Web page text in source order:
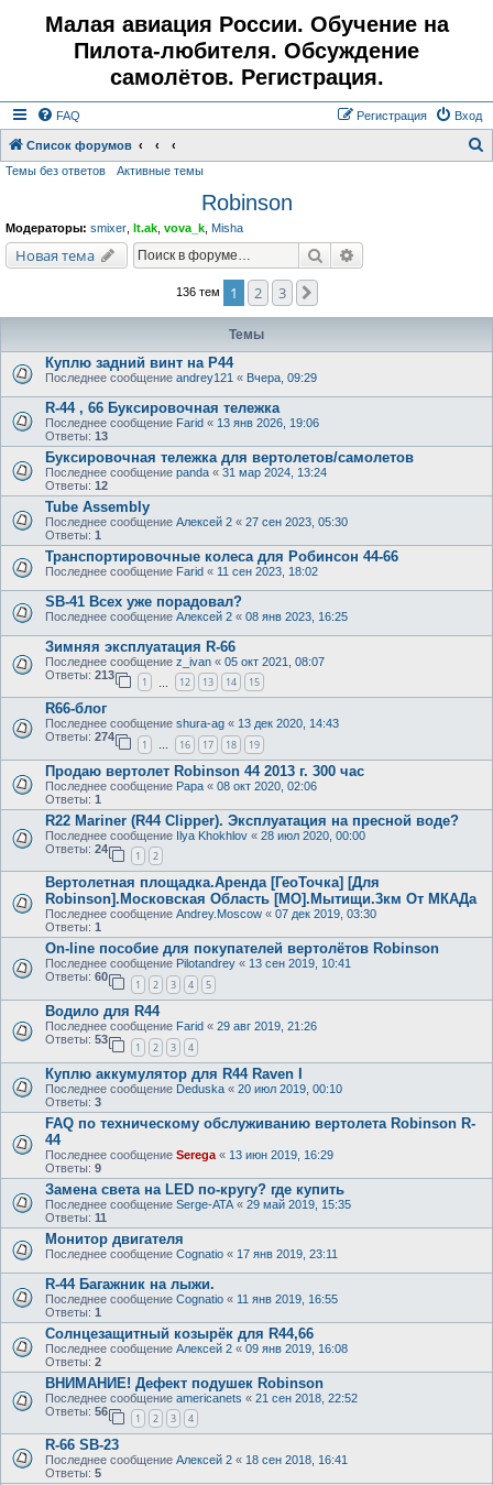
Малая авиация России. Обучение на
Пилота-любителя. Обсуждение
самолётов. Регистрация.
FAQ Вход
Регистрация
Список форумов
Темы без ответов Активные темы
Robinson
Модераторы: smixer lt.ak vova_k Misha
Новая тема Поиск
136 тем 1 2 3
Темы
Куплю задний винт на Р44
Последнее сообщение andrey121 « Вчера, 09:29
R-44 , 66 Буксировочная тележка
Последнее сообщение Farid « 13 янв 2026, 19:06
Ответы: 13
Буксировочная тележка для вертолетов/самолетов
Последнее сообщение panda « 31 мар 2024, 13:24
Ответы: 12
Tube Assembly
Последнее сообщение Алексей 2 « 27 сен 2023, 05:30
Ответы: 1
Транспортировочные колеса для Робинсон 44-66
Последнее сообщение Farid « 11 сен 2023, 18:02
SB-41 Всех уже порадовал?
Последнее сообщение Алексей 2 « 08 янв 2023, 16:25
Зимняя эксплуатация R-66
Последнее сообщение z_ivan « 05 окт 2021, 08:07
Ответы: 213
1 12 13 14 15
R66-блог
Последнее сообщение shura-ag « 13 дек 2020, 14:43
Ответы: 274
1 … 16 17 18 19
Продаю вертолет Robinson 44 2013 г. 300 час
Последнее сообщение Papa « 08 окт 2020, 02:06
Ответы: 1
R22 Mariner (R44 Clipper). Эксплуатация на пресной воде?
Последнее сообщение Ilya Khokhlov « 28 июл 2020, 00:00
Ответы: 24
1 2
Вертолетная площадка.Аренда [ГеоТочка] [Для
Robinson].Московская Область [МО].Мытищи.3км От МКАДа
Последнее сообщение Andrey.Moscow « 07 дек 2019, 03:30
Ответы: 1
On-line пособие для покупателей вертолётов Robinson
Последнее сообщение Pilotandrey « 13 сен 2019, 10:41
Ответы: 60
1 2 3 4 5
Водило для R44
Последнее сообщение Farid « 29 авг 2019, 21:26
Ответы: 53
1 2 3 4
Куплю аккумулятор для R44 Raven I
Последнее сообщение Deduska « 20 июл 2019, 00:10
Ответы: 3
FAQ по техническому обслуживанию вертолета Robinson R-
44
Последнее сообщение Serega « 13 июн 2019, 16:29
Ответы: 9
Замена света на LED по-кругу? где купить
Последнее сообщение Serge-ATA « 29 май 2019, 15:35
Ответы: 11
Монитор двигателя
Последнее сообщение Cognatio « 17 янв 2019, 23:11
R-44 Багажник на лыжи.
Последнее сообщение Cognatio « 11 янв 2019, 16:55
Ответы: 1
Солнцезащитный козырёк для R44,66
Последнее сообщение Алексей 2 « 09 янв 2019, 16:08
Ответы: 2
ВНИМАНИЕ! Дефект подушек Robinson
Последнее сообщение americanets « 21 сен 2018, 22:52
Ответы: 56
1 2 3 4
R-66 SB-23
Последнее сообщение Алексей 2 « 18 сен 2018, 16:41
Ответы: 5